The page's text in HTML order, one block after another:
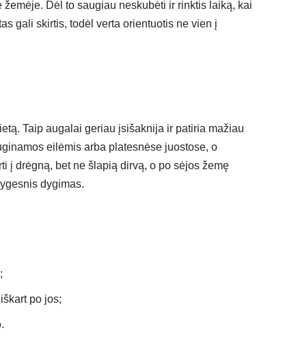
Dėl to saugiau neskubėti ir rinktis laiką, kai
gali skirtis, todėl verta orientuotis ne vien į
Taip augalai geriau įsišaknija ir patiria mažiau
eilėmis arba platesnėse juostose, o
į drėgną, bet ne šlapią dirvą, o po sėjos žemę
dygimas.
po jos;